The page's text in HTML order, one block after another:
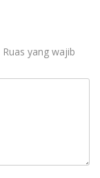
Ruas yang wajib